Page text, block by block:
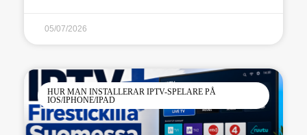
05/07/2026
HUR MAN INSTALLERAR IPTV-SPELARE PÅ
IOS/IPHONE/IPAD